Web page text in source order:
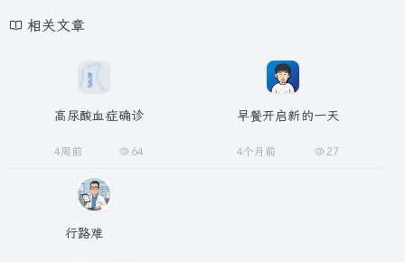
相关文章
高尿酸血症确诊
4周前 64
早餐开启新的一天
4个月前 27
行路难